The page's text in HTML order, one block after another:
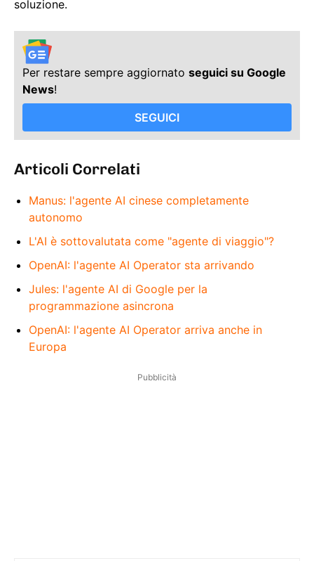
soluzione.
Per restare sempre aggiornato seguici su Google
News!
SEGUICI
Articoli Correlati
Manus: l'agente AI cinese completamente
autonomo
L'AI è sottovalutata come "agente di viaggio"?
OpenAI: l'agente AI Operator sta arrivando
Jules: l'agente AI di Google per la
programmazione asincrona
OpenAI: l'agente AI Operator arriva anche in
Europa
Pubblicità